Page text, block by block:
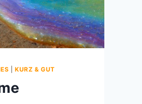
|KURZ & GUT